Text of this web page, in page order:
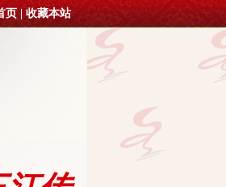
页 收藏本站